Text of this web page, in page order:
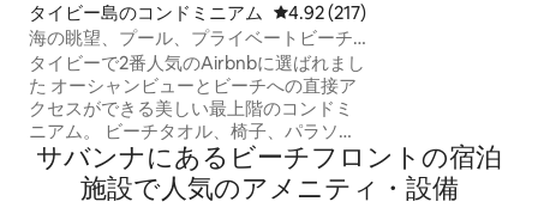
タイビー島のコンドミニアム レビュー217件、5つ星中4.92つ
4.92 (217)
海の眺望、プール、プライベートビーチ
アクセス、ゴルフカート
タイビーで2番人気のAirbnbに選ばれまし
た オーシャンビューとビーチへの直接ア
クセスができる美しい最上階のコンドミ
ニアム。 ビーチタオル、椅子、パラソル
をご用意しております！ ゲスト（2026年
6月27日から7月13日までの滞在を除く）
は、アイランドパーキングパス付きのゴ
の階段を上る必要があ
コンドミニアムな
ん。ゴルフカー
お問い合わせくだ
サバンナにあるビーチフロントの宿泊
施設で人気のアメニティ・設備